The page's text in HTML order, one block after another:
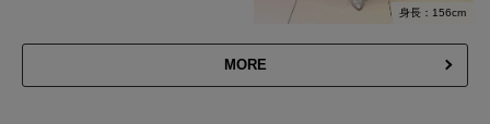
身長：156cm
MORE